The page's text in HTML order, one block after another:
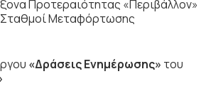
Προτεραιότητας «Περιβάλλον»
Σταθμοί Μεταφόρτωσης
«Δράσεις Ενημέρωσης» του